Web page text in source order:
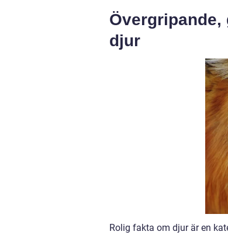
djur
Rolig fakta om djur är en